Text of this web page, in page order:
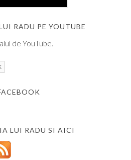
RADU PE YOUTUBE
de YouTube.
LUI RADU SI AICI